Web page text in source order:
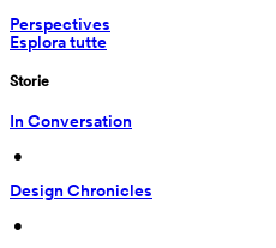
Perspectives
Esplora tutte
Storie
In Conversation
•
Design Chronicles
•